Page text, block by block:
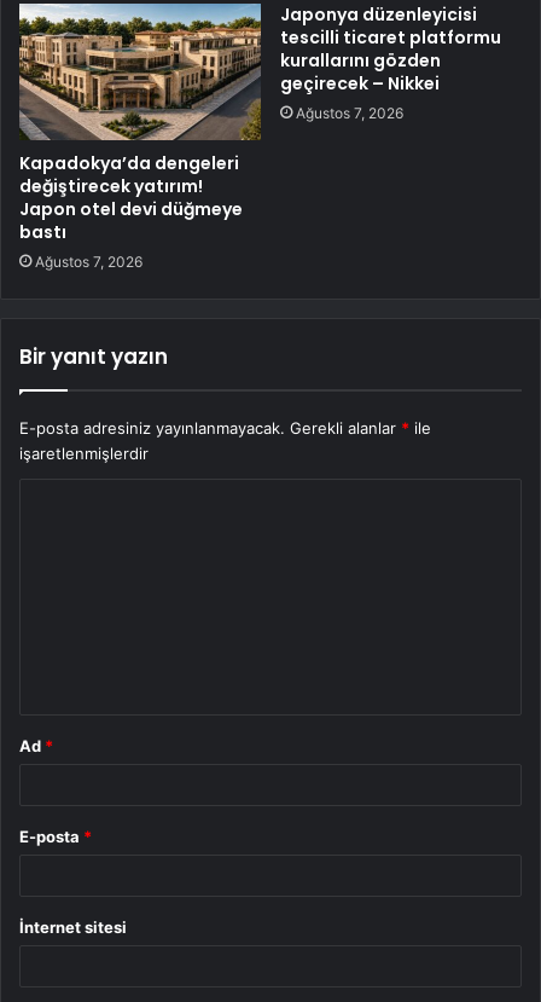
Kapadokya’da dengeleri
değiştirecek yatırım!
Japon otel devi düğmeye
bastı
Ağustos 7, 2026
Japonya düzenleyicisi
tescilli ticaret platformu
kurallarını gözden
geçirecek – Nikkei
Ağustos 7, 2026
Bir yanıt yazın
E-posta adresiniz yayınlanmayacak. Gerekli alanlar * ile
işaretlenmişlerdir
Ad *
E-posta *
İnternet sitesi